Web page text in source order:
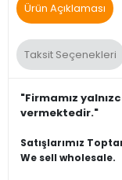
Ürün Açıklaması
Taksit Seçenekleri
"Firmamız
vermektedir."
Satışlarımız
We sell wholesale.